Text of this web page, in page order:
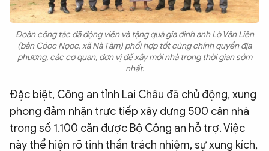
Đoàn công tác đã động viên và tặng quà gia đình anh Lò Văn Liên
(bản Cóoc Nọoc, xã Nà Tăm) phối hợp tốt cùng chính quyền địa
phương, các cơ quan, đơn vị để xây mới nhà trong thời gian sớm
nhất.
Đặc biệt, Công an tỉnh Lai Châu đã chủ động, xung
phong đảm nhận trực tiếp xây dựng 500 căn nhà
trong số 1.100 căn được Bộ Công an hỗ trợ. Việc
này thể hiện rõ tinh thần trách nhiệm, sự xung kích,